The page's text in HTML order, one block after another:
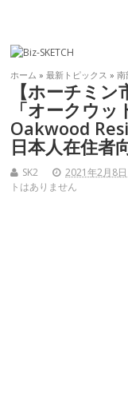
ホーム »最新トピックス »南
【ホーチミン
「オークウ
Oakwood
日本人在住者
SK2 2021年2月8日
トはありません